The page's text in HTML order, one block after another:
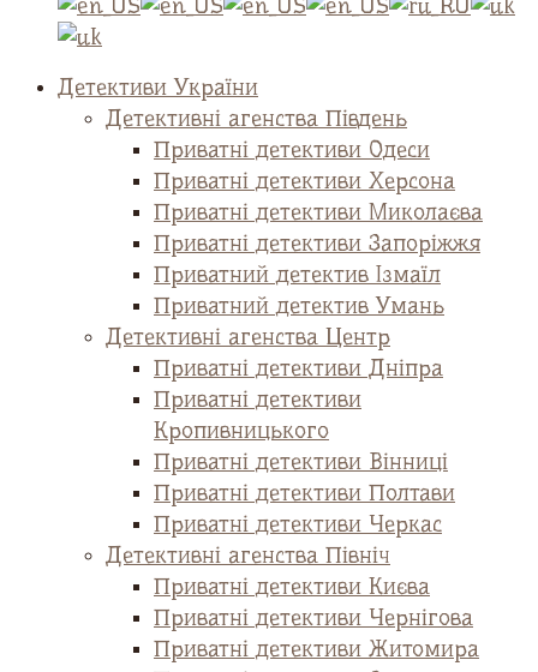
Детективи України
Детективні агенства Південь
Приватні детективи Одеси
Приватні детективи Херсона
Приватні детективи Миколаєва
Приватні детективи Запоріжжя
Приватний детектив Ізмаїл
Приватний детектив Умань
Детективні агенства Центр
Приватні детективи Дніпра
Приватні детективи
Кропивницького
Приватні детективи Вінниці
Приватні детективи Полтави
Приватні детективи Черкас
Детективні агенства Північ
Приватні детективи Києва
Приватні детективи Чернігова
Приватні детективи Житомира